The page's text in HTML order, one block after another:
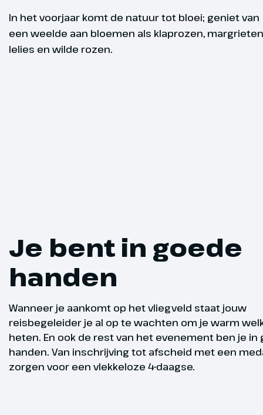
In het voorjaar komt de natuur tot bloei; geniet van
een weelde aan bloemen als klaprozen,
lelies en wilde rozen.
Circa 15 km
sfeervolle
bekend om
gezellige
rustpunt
de route
het oude
plek
strand van
boulevard
Village in Cala
Circa 20 km
Je begint
Cala
Je bent in goede
handen
Wanneer je aankomt op het vliegveld staat jouw
reisbegeleider je al op te wachten om je warm
heten. En ook de rest van het evenement ben je in
handen. Van inschrijving tot afscheid met een
zorgen voor een vlekkeloze 4-daagse.